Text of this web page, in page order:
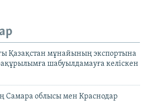
Қазақстан мұнайының экспортына
шабуылдамауға келіскен
Самара облысы мен Краснодар